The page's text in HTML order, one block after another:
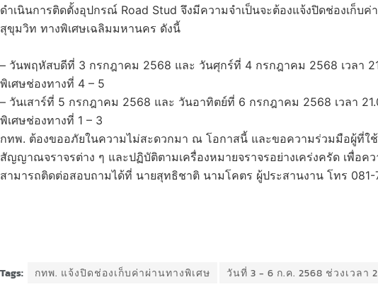
ดำเนินการติดตั้งอุปกรณ์ Road Stud จึงมีความจำเป็นจะต้องแจ้งปิดช่องเก็บ
สุขุมวิท ทางพิเศษเฉลิมมหานคร ดังนี้
– วันพฤหัสบดีที่ 3 กรกฎาคม 2568 และ วันศุกร์ที่ 4 กรกฎาคม 2568 เวลา
พิเศษช่องทางที่ 4 – 5
– วันเสาร์ที่ 5 กรกฎาคม 2568 และ วันอาทิตย์ที่ 6 กรกฎาคม 2568 เวลา
พิเศษช่องทางที่ 1 – 3
กทพ. ต้องขออภัยในความไม่สะดวกมา ณ โอกาสนี้ และขอความร่วมมือผู้ที่ใช้
สัญญาณจราจรต่าง ๆ และปฏิบัติตามเครื่องหมายจราจรอย่างเคร่งครัด เพื่อ
สามารถติดต่อสอบถามได้ที่ นายสุทธิชาติ นามโคตร ผู้ประสานงาน โทร 081-
Tags: กทพ. แจ้งปิดช่องเก็บค่าผ่านทางพิเศษ วันที่ 3 - 6 ก.ค. 2568 ช่วงเวลา